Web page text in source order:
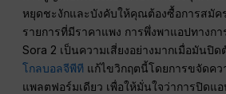
หยุดชะงักและบังคับให้คุณต้องซื้อการสมัค
รายการที่มีราคาแพง การพึ่งพาแอปทางกา
Sora 2 เป็นความเสี่ยงอย่างมากเมื่อมันปิ
โกลบอลจีพีที แก้ไขวิกฤตนี้โดยการขจัดค
แพลตฟอร์มเดียว เพื่อให้มั่นใจว่าการปิดแ